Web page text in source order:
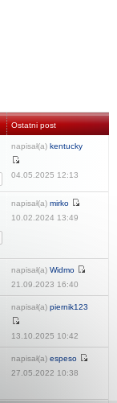
Ostatni post
napisał(a) kentucky
04.05.2025 12:13
napisał(a) mirko
10.02.2024 13:49
napisał(a) Widmo
21.09.2023 16:40
napisał(a) piernik123
13.10.2025 10:42
napisał(a) espeso
27.05.2022 10:38